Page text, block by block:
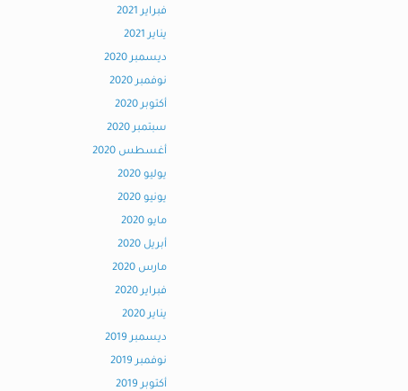
فبراير 2021
يناير 2021
ديسمبر 2020
نوفمبر 2020
أكتوبر 2020
سبتمبر 2020
أغسطس 2020
يوليو 2020
يونيو 2020
مايو 2020
أبريل 2020
مارس 2020
فبراير 2020
يناير 2020
ديسمبر 2019
نوفمبر 2019
أكتوبر 2019